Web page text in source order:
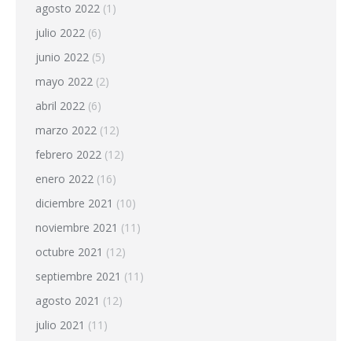
agosto 2022 (1)
julio 2022 (6)
junio 2022 (5)
mayo 2022 (2)
abril 2022 (6)
marzo 2022 (12)
febrero 2022 (12)
enero 2022 (16)
diciembre 2021 (10)
noviembre 2021 (11)
octubre 2021 (12)
septiembre 2021 (11)
agosto 2021 (12)
julio 2021 (11)